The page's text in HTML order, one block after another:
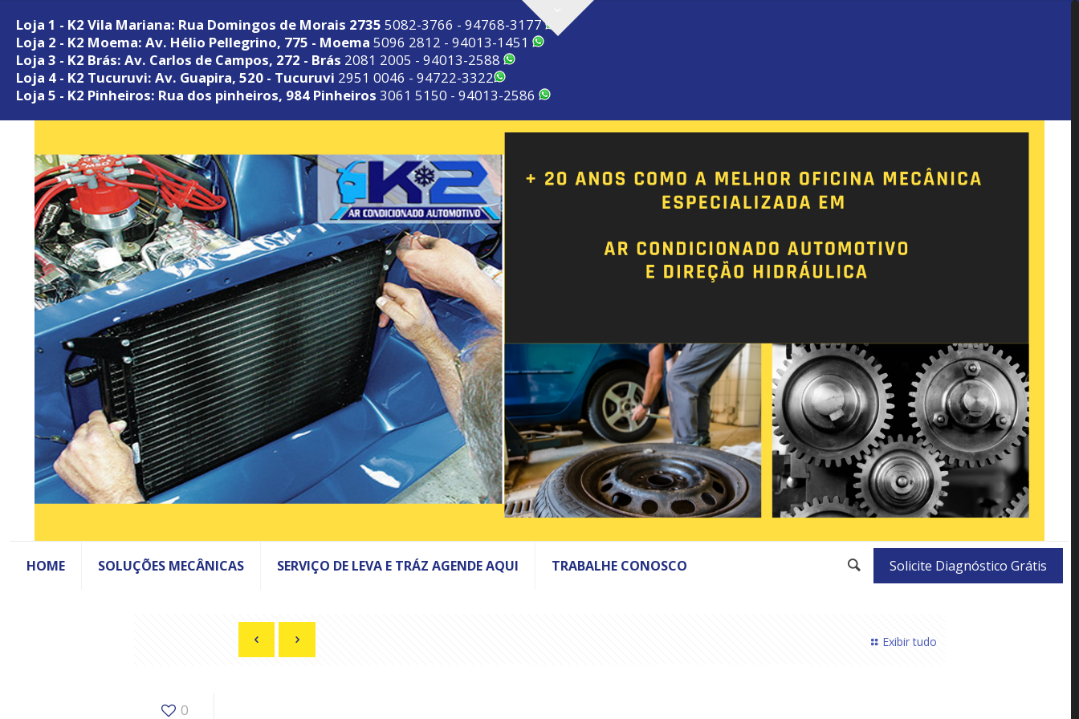
Loja 1 - K2 Vila Mariana: Rua Domingos de Morais 2735 5082-3766 - 94768-3177
Loja 2 - K2 Moema: Av. Hélio Pellegrino, 775 - Moema 5096 2812 - 94013-1451
Loja 3 - K2 Brás: Av. Carlos de Campos, 272 - Brás 2081 2005 - 94013-2588
Loja 4 - K2 Tucuruvi: Av. Guapira, 520 - Tucuruvi 2951 0046 - 94722-3322
Loja 5 - K2 Pinheiros: Rua dos pinheiros, 984 Pinheiros 3061 5150 - 94013-2586
HOME SOLUÇÕES MECÂNICAS SERVIÇO DE LEVA E TRÁZ AGENDE AQUI TRABALHE CONOSCO Solicite Diagnóstico Grátis
Exibir tudo
0